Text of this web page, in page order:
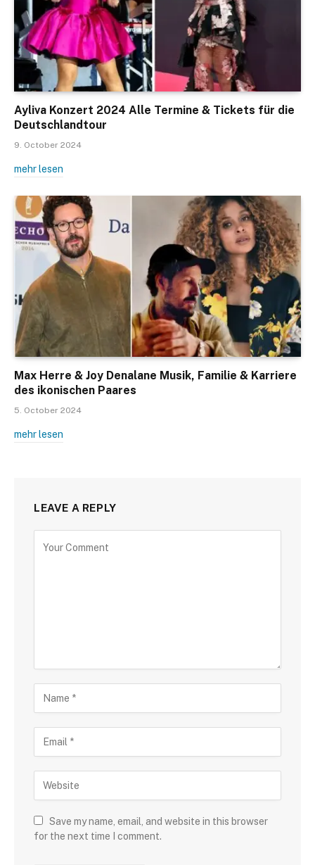
Ayliva Konzert 2024 Alle Termine & Tickets für die
Deutschlandtour
9. October 2024
mehr lesen
Max Herre & Joy Denalane Musik, Familie & Karriere
des ikonischen Paares
5. October 2024
mehr lesen
LEAVE A REPLY
Save my name, email, and website in this browser
for the next time I comment.